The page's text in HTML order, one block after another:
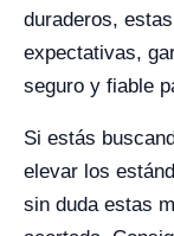
duraderos,
expectativas,
seguro y fiable
Si estás
elevar los
sin duda estas